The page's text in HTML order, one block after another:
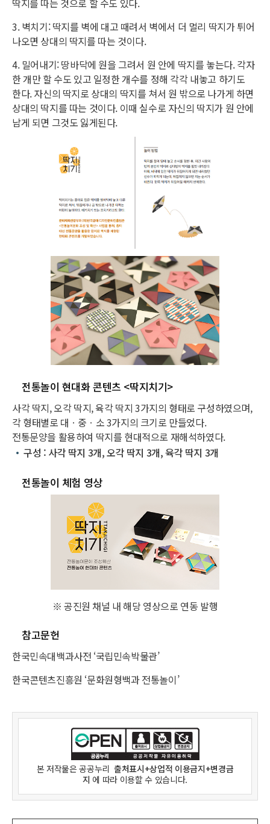
딱지를 따는 것으로 할 수도 있다.
3. 벽치기: 딱지를 벽에 대고 때려서 벽에서 더 멀리 딱지가 튀어
나오면 상대의 딱지를 따는 것이다.
4. 밀어내기: 땅바닥에 원을 그려서 원 안에 딱지를 놓는다. 각자
한 개만 할 수도 있고 일정한 개수를 정해 각각 내놓고 하기도
한다. 자신의 딱지로 상대의 딱지를 쳐서 원 밖으로 나가게 하면
상대의 딱지를 따는 것이다. 이때 실수로 자신의 딱지가 원 안에
남게 되면 그것도 잃게된다.
전통놀이 현대화 콘텐츠 <딱지치기>
사각 딱지, 오각 딱지, 육각 딱지 3가지의 형태로 구성하였으며,
각 형태별로 대ㆍ중ㆍ소 3가지의 크기로 만들었다.
전통문양을 활용하여 딱지를 현대적으로 재해석하였다.
구성 : 사각 딱지 3개, 오각 딱지 3개, 육각 딱지 3개
전통놀이 체험 영상
※ 공진원 채널 내 해당 영상으로 연동 발행
참고문헌
한국민속대백과사전 ‘국립민속박물관’
한국콘텐츠진흥원 ‘문화원형백과 전통놀이’
본 저작물은공공누리 출처표시+상업적 이용금지+변경금
지 에 따라 이용할 수 있습니다.